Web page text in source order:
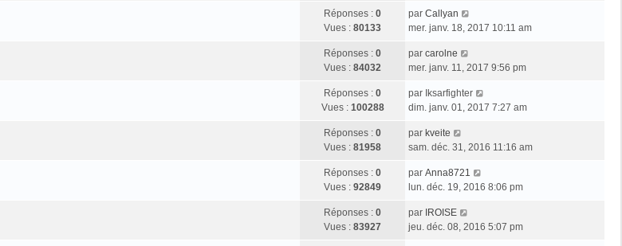
Réponses : 0
Vues : 80133
par Callyan
mer. janv. 18, 2017 10:11 am
Réponses : 0
Vues : 84032
par carolne
mer. janv. 11, 2017 9:56 pm
Réponses : 0
Vues : 100288
par Iksarfighter
dim. janv. 01, 2017 7:27 am
Réponses : 0
Vues : 81958
par kveite
sam. déc. 31, 2016 11:16 am
Réponses : 0
Vues : 92849
par Anna8721
lun. déc. 19, 2016 8:06 pm
Réponses : 0
Vues : 83927
par IROISE
jeu. déc. 08, 2016 5:07 pm